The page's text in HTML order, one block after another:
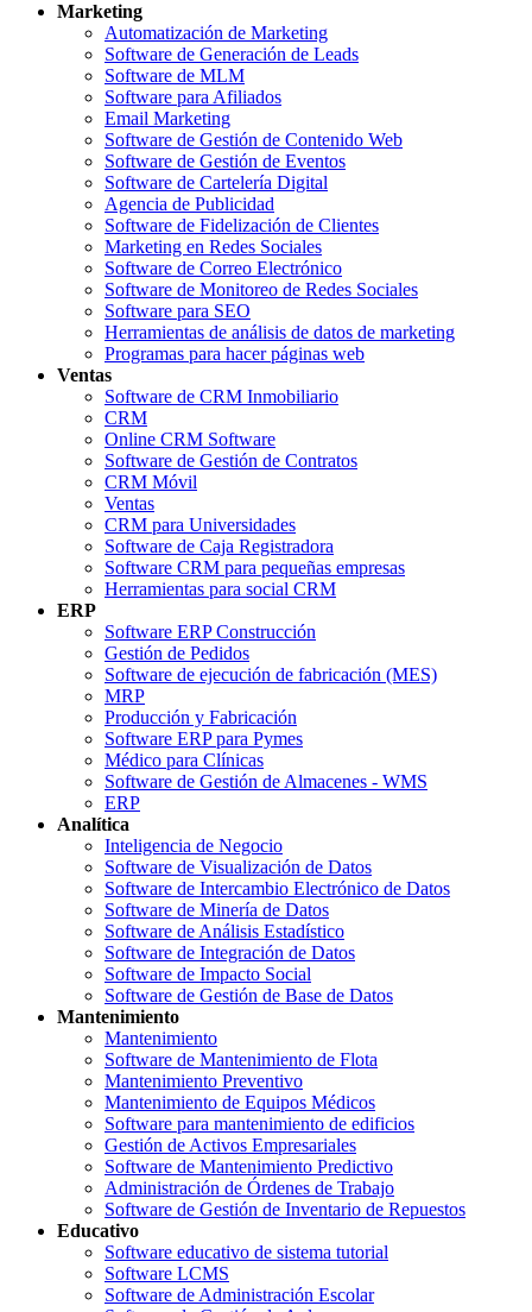
Marketing
Automatización de Marketing
Software de Generación de Leads
Software de MLM
Software para Afiliados
Email Marketing
Software de Gestión de Contenido Web
Software de Gestión de Eventos
Software de Cartelería Digital
Agencia de Publicidad
Software de Fidelización de Clientes
Marketing en Redes Sociales
Software de Correo Electrónico
Software de Monitoreo de Redes Sociales
Software para SEO
Herramientas de análisis de datos de marketing
Programas para hacer páginas web
Ventas
Software de CRM Inmobiliario
CRM
Online CRM Software
Software de Gestión de Contratos
CRM Móvil
Ventas
CRM para Universidades
Software de Caja Registradora
Software CRM para pequeñas empresas
Herramientas para social CRM
ERP
Software ERP Construcción
Gestión de Pedidos
Software de ejecución de fabricación (MES)
MRP
Producción y Fabricación
Software ERP para Pymes
Médico para Clínicas
Software de Gestión de Almacenes - WMS
ERP
Analítica
Inteligencia de Negocio
Software de Visualización de Datos
Software de Intercambio Electrónico de Datos
Software de Minería de Datos
Software de Análisis Estadístico
Software de Integración de Datos
Software de Impacto Social
Software de Gestión de Base de Datos
Mantenimiento
Mantenimiento
Software de Mantenimiento de Flota
Mantenimiento Preventivo
Mantenimiento de Equipos Médicos
Software para mantenimiento de edificios
Gestión de Activos Empresariales
Software de Mantenimiento Predictivo
Administración de Órdenes de Trabajo
Software de Gestión de Inventario de Repuestos
Educativo
Software educativo de sistema tutorial
Software LCMS
Software de Administración Escolar